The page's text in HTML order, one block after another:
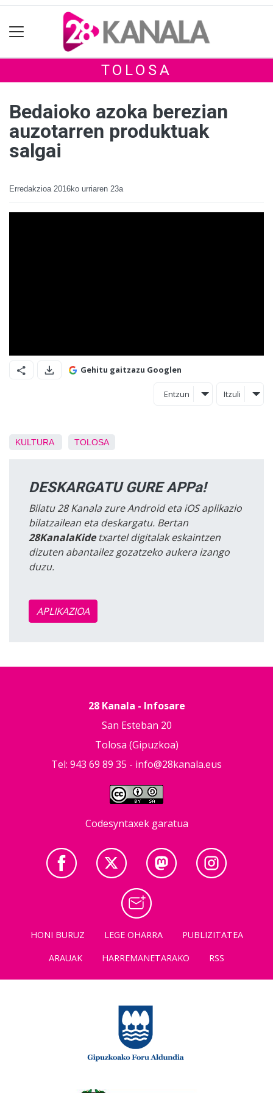
TOLOSA
Bedaioko azoka berezian
auzotarren produktuak
salgai
Erredakzioa 2016ko urriaren 23a
Gehitu gaitzazu Googlen
Entzun Itzuli
KULTURA TOLOSA
DESKARGATU GURE APPa!
Bilatu 28 Kanala zure Android eta iOS aplikazio
bilatzailean eta deskargatu. Bertan
28KanalaKidetxartel digitalak eskaintzen
dizuten abantailez gozatzeko aukera izango
duzu.
APLIKAZIOA
28 Kanala - Infosare
San Esteban 20
Tolosa (Gipuzkoa)
Tel: 943 69 89 35 - info@28kanala.eus
Codesyntaxek garatua
HONI BURUZ LEGE OHARRA
PUBLIZITATEA
ARAUAK
HARREMANETARAKO RSS